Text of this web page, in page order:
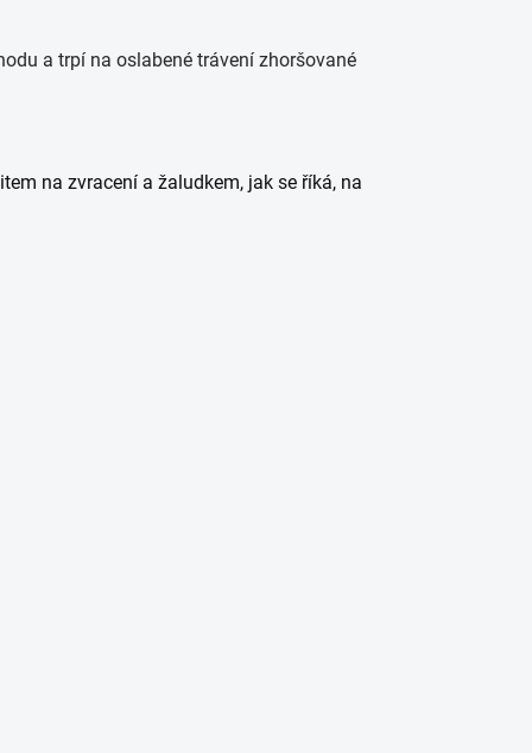
a trpí na oslabené trávení zhoršované
na zvracení a žaludkem, jak se říká, na